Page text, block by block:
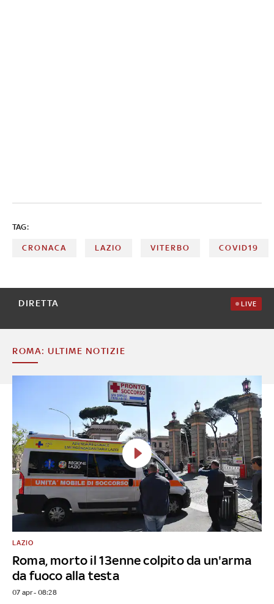
TAG:
CRONACA LAZIO VITERBO COVID19
DIRETTA LIVE
ROMA: ULTIME NOTIZIE
Roma, morto il 13enne colpito da un'arma
da fuoco alla testa
LAZIO
07 apr - 08:28